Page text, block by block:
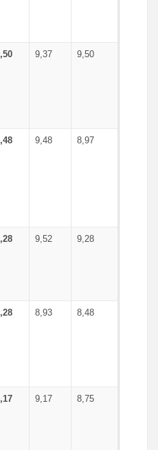
9,37 9,50
9,48 8,97
9,52 9,28
8,93 8,48
9,17 8,75